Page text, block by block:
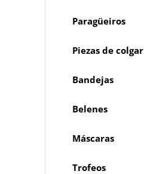
Paragüeiros
Piezas de colgar
Bandejas
Belenes
Máscaras
Trofeos